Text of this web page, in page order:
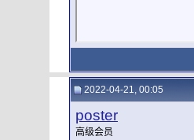
2022-04-21, 00:05
poster
高级会员